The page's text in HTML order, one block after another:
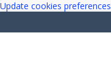
Update cookies preferences